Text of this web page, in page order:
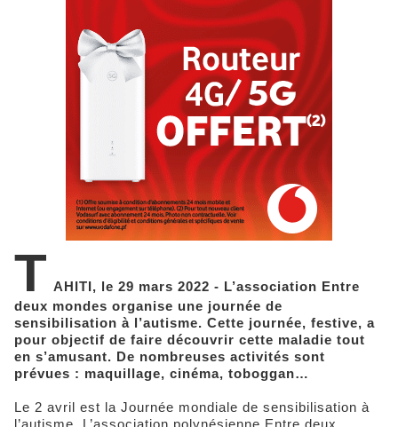
T AHITI, le 29 mars 2022 - L’association Entre
deux mondes organise une journée de
sensibilisation à l’autisme. Cette journée, festive, a
pour objectif de faire découvrir cette maladie tout
en s’amusant. De nombreuses activités sont
prévues : maquillage, cinéma, toboggan…
Le 2 avril est la Journée mondiale de sensibilisation à